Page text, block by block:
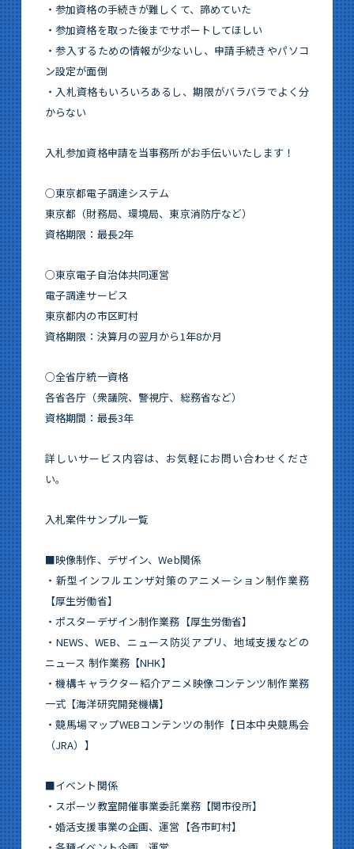
・参加資格の手続きが難しくて、諦めていた
・参加資格を取った後までサポートしてほしい
・参入するための情報が少ないし、申請手続きやパソコ
ン設定が面倒
・入札資格もいろいろあるし、期限がバラバラでよく分
からない
入札参加資格申請を当事務所がお手伝いいたします！
○東京都電子調達システム
東京都（財務局、環境局、東京消防庁など）
​資格期限：最長2年
○東京電子自治体共同運営
​電子調達サービス
東京都内の市区町村
​資格期限：決算月の翌月から1年8か月
○全省庁統一資格
各省各庁（衆議院、警視庁、総務省など）
​資格期間：最長3年
詳しいサービス内容は、お気軽にお問い合わせくださ
い。
入札案件サンプル一覧
■映像制作、デザイン、Web関係
・新型インフルエンザ対策のアニメーション制作業務
【厚生労働省】
・ポスターデザイン制作業務【厚生労働省】
・NEWS、WEB、ニュース防災アプリ、地域支援などの
ニュース 制作業務【NHK】
・機構キャラクター紹介アニメ映像コンテンツ制作業務
一式【海洋研究開発機構】
​・競馬場マップWEBコンテンツの制作【日本中央競馬会
（JRA）】
■イベント関係
・スポーツ教室開催事業委託業務【関市役所】
・婚活支援事業の企画、運営【各市町村】